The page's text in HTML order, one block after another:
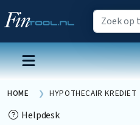
HOME HYPOTHECAIR KREDIET
Helpdesk